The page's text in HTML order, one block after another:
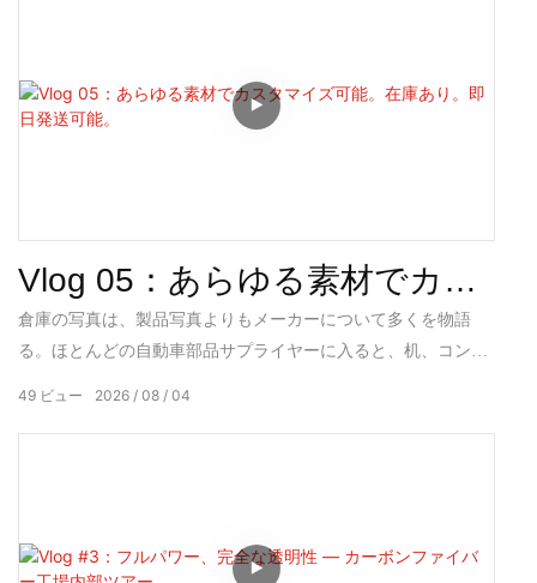
Vlog 05：あらゆる素材でカス
タマイズ可能。在庫あり。即日
発送可能。
倉庫の写真は、製品写真よりもメーカーについて多くを物語
る。ほとんどの自動車部品サプライヤーに入ると、机、コンピ
は、グリーンスクリーンの前でも、レンタル写真スタジオでも
なく、その真ん中に立っている。彼が電話を持っているのは、
2026 08 04
49 ビュー